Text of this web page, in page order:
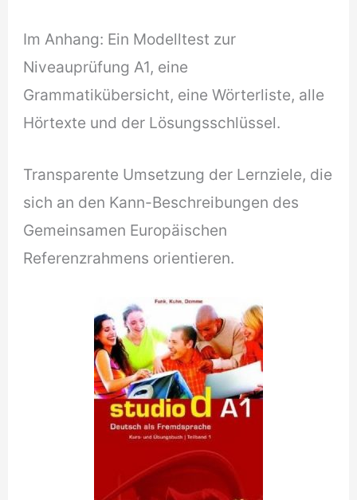
Im Anhang: Ein Modelltest zur
Niveauprüfung A1, eine
Grammatikübersicht, eine Wörterliste, alle
Hörtexte und der Lösungsschlüssel.
Transparente Umsetzung der Lernziele, die
sich an den Kann-Beschreibungen des
Gemeinsamen Europäischen
Referenzrahmens orientieren.